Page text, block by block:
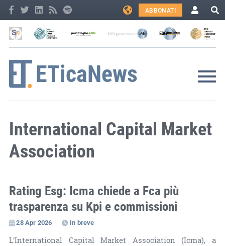
ABBONATI
International Capital Market
Association
Rating Esg: Icma chiede a Fca più
trasparenza su Kpi e commissioni
28 Apr 2026 In breve
L’International Capital Market Association (Icma), a